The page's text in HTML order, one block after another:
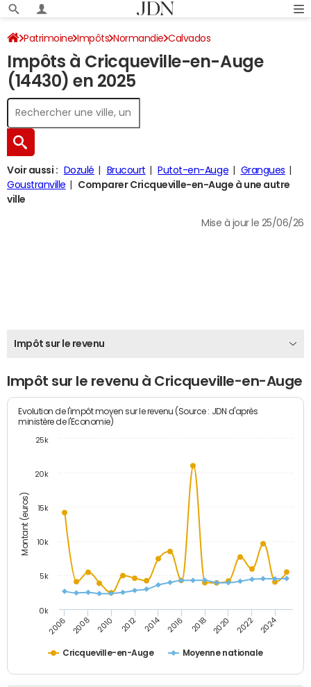
Patrimoine Impôts Normandie Calvados
Cricqueville-en-Auge Impôt sur le revenu
Impôts à Cricqueville-en-Auge
(14430) en 2025
Voir aussi : Dozulé Brucourt Putot-en-Auge
Grangues
Goustranville
Comparer Cricqueville-en-Auge à une autre
ville
Mise à jour le 25/06/26
Impôt sur le revenu
Impôt sur le revenu à Cricqueville-en-Auge
Montant (euros)
Evolution de l'impôt moyen sur le revenu (Source : JDN d'après
ministère de l'Economie)
Cricqueville-en-Auge Moyenne nationale
2006 2008 2010 2012 2014 2016 2018 2020 2022 2024
0k
5k
10k
15k
20k
25k